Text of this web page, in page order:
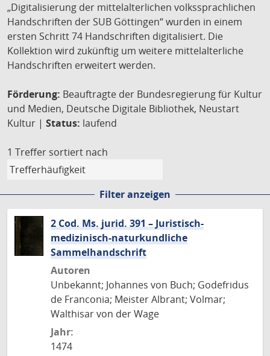
„Digitalisierung der mittelalterlichen volkssprachlichen
Handschriften der SUB Göttingen“ wurden in einem
ersten Schritt 74 Handschriften digitalisiert. Die
Kollektion wird zukünftig um weitere mittelalterliche
Handschriften erweitert werden.
Förderung: Beauftragte der Bundesregierung für Kultur
und Medien, Deutsche Digitale Bibliothek, Neustart
Kultur | Status: laufend
1 Treffer sortiert nach
Filter anzeigen
2 Cod. Ms. jurid. 391 – Juristisch-
medizinisch-naturkundliche
Sammelhandschrift
Autoren
Unbekannt; Johannes von Buch; Godefridus
de Franconia; Meister Albrant; Volmar;
Walthisar von der Wage
Jahr:
1474